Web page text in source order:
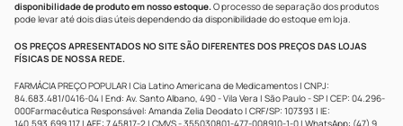
disponibilidade de produto em nosso estoque.O processo de separação dos produtos
pode levar até dois dias úteis dependendo da disponibilidade do estoque em loja.
OS PREÇOS APRESENTADOS NO SITE SÃO DIFERENTES DOS PREÇOS DAS LOJAS
FÍSICAS DE NOSSA REDE.
FARMÁCIA PREÇO POPULAR | Cia Latino Americana de Medicamentos | CNPJ:
84.683.481/0416-04 | End: Av. Santo Albano, 490 - Vila Vera | São Paulo - SP | CEP: 04.296-
000Farmacêutica Responsável: Amanda Zelia Deodato | CRF/SP: 107393 | IE:
140.593.699.117 | AFE: 7.45817-2 | CMVS - 355030801-477-008910-1-0 | WhatsApp: (47) 9